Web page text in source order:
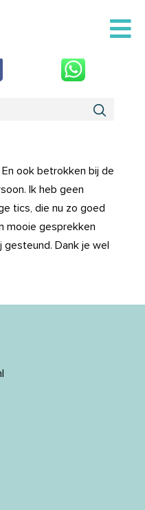
ook betrokken bij de
Ik heb geen
tics, die nu zo goed
mooie gesprekken
Dank je wel